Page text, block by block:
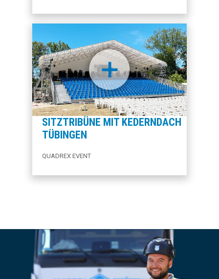
SITZTRIBÜNE MIT KEDERNDACH
TÜBINGEN
QUADREX EVENT